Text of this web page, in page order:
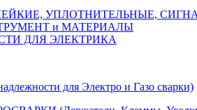
УПЛОТНИТЕЛЬНЫЕ,
и МАТЕРИАЛЫ
ДЛЯ ЭЛЕКТРИКА
для Электро и Газо сварки)